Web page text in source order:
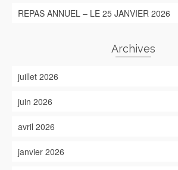
REPAS ANNUEL – LE 25 JANVIER 2026
Archives
juillet 2026
juin 2026
avril 2026
janvier 2026